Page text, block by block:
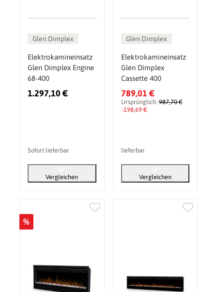
Glen Dimplex
Elektrokamineinsatz
Glen Dimplex Engine
68-400
1.297,10 €
Sofort lieferbar
Vergleichen
Glen Dimplex
Elektrokamineinsatz
Glen Dimplex
Cassette 400
789,01 €
Ursprünglich:987,70 €
-198,69 €
lieferbar
Vergleichen
%